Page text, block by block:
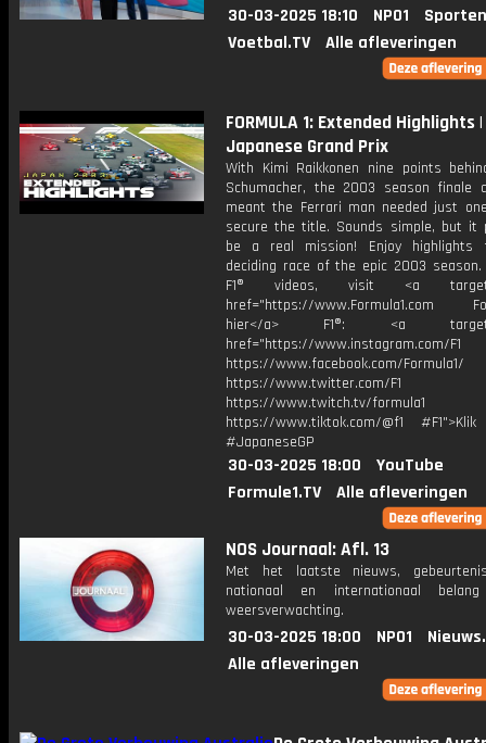
30-03-2025 18:10 NPO1
Voetbal.TV
Alle afleveringen
FORMULA 1: Extended Highlights
Japanese Grand Prix
With Kimi Raikkonen nine points
Schumacher, the 2003 season finale
meant the Ferrari man needed just
secure the title. Sounds simple, but it
be a real mission! Enjoy highlights
deciding race of the epic 2003 season.
F1® videos, visit <a
href="https://www.Formula1.com
hier</a> F1®: <a
href="https://www.instagram.com/F1
https://www.facebook.com/Formula1/
https://www.twitter.com/F1
https://www.twitch.tv/formula1
https://www.tiktok.com/@f1
#JapaneseGP
30-03-2025 18:00
YouTube
Formule1.TV
Alle afleveringen
NOS Journaal: Afl. 13
Met het laatste nieuws,
nationaal en internationaal
weersverwachting.
30-03-2025 18:00 NPO1
Alle afleveringen